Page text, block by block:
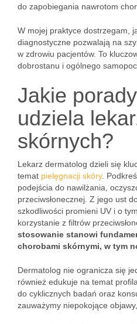
do zapobiegania nawrotom
W mojej praktyce dostrzegam,
diagnostyczne pozwalają na
w zdrowiu pacjentów. To
dobrostanu i ogólnego
Jakie
udziela
skórnych?
Lekarz dermatolog dzieli się
temat pielęgnacji skóry.
podejścia do nawilżania,
przeciwsłonecznej. Z jego ust
szkodliwości promieni UV i o
korzystanie z filtrów
stosowanie stanowi
chorobami skórnymi, w tym
Dermatolog nie ogranicza się
również edukuje na temat
do cyklicznych badań oraz
zauważymy niepokojące